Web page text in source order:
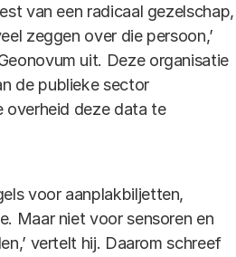
van een radicaal gezelschap,
zeggen over die persoon,’
uit. Deze organisatie
de publieke sector
overheid deze data te
voor aanplakbiljetten,
Maar niet voor sensoren en
vertelt hij. Daarom schreef